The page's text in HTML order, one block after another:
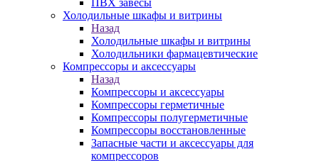
ПВХ завесы
Холодильные шкафы и витрины
Назад
Холодильные шкафы и витрины
Холодильники фармацевтические
Компрессоры и аксессуары
Назад
Компрессоры и аксессуары
Компрессоры герметичные
Компрессоры полугерметичные
Компрессоры восстановленные
Запасные части и аксессуары для
компрессоров